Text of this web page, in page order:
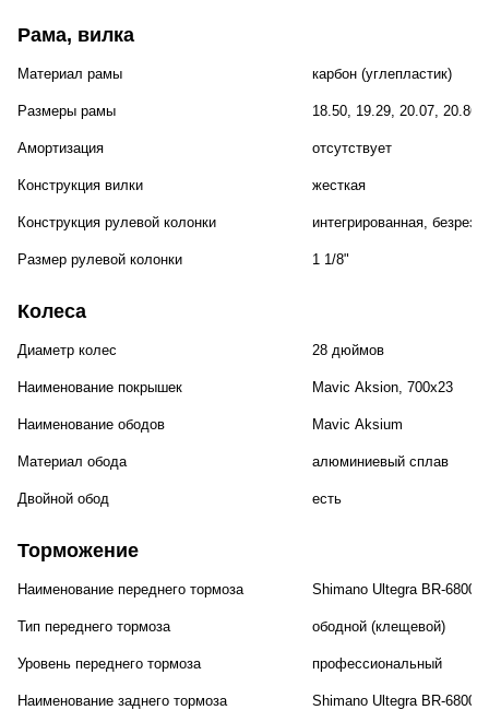
Рама, вилка
Материал рамы карбон (углепластик)
Размеры рамы 18.50, 19.29, 20.07,
Амортизация отсутствует
Конструкция вилки жесткая
Конструкция рулевой колонки интегрированная,
Размер рулевой колонки 1 1/8"
Колеса
Диаметр колес 28 дюймов
Наименование покрышек Mavic Aksion, 700x23
Наименование ободов Mavic Aksium
Материал обода алюминиевый сплав
Двойной обод есть
Торможение
Наименование переднего тормоза Shimano Ultegra BR-6800
Тип переднего тормоза ободной (клещевой)
Уровень переднего тормоза профессиональный
Наименование заднего тормоза Shimano Ultegra BR-6800